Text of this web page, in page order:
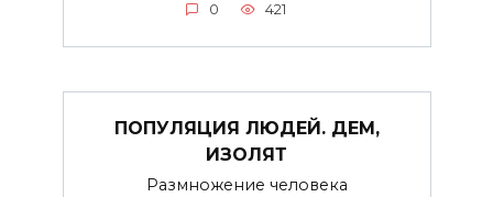
0 421
ПОПУЛЯЦИЯ ЛЮДЕЙ. ДЕМ,
ИЗОЛЯТ
Размножение человека